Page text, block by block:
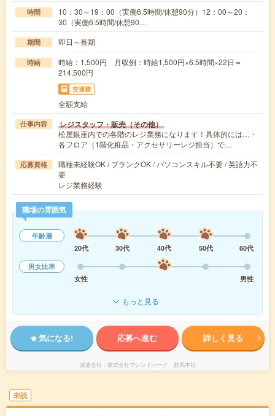
時間
10：30～19：00（実働6.5時間/休憩90分）12：00～20：
30（実働6.5時間/休憩90…
期間 即日～長期
時給
時給：1,500円 月収例：時給1,500円×6.5時間×22日＝
214,500円
交通費
全額支給
仕事内容 レジスタッフ・販売（その他）
松屋銀座内での各階のレジ業務になります！具体的には…・
各フロア（1階化粧品・アクセサリーレジ担当）で…
応募資格
職種未経験OK / ブランクOK / パソコンスキル不要 / 英語力不
要
レジ業務経験
職場の雰囲気
年齢層
20代
30代 40代 50代
60代
男女比率
女性
男性
もっと見る
気になる! 応募へ進む 詳しく見る
派遣会社 株式会社フレンドパーク 群馬本社
未読